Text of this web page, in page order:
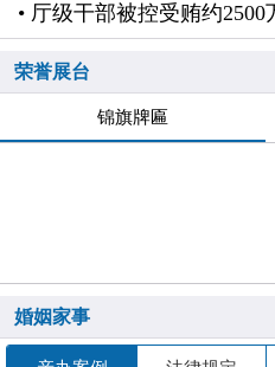
荣誉展台
锦旗牌匾
婚姻家事